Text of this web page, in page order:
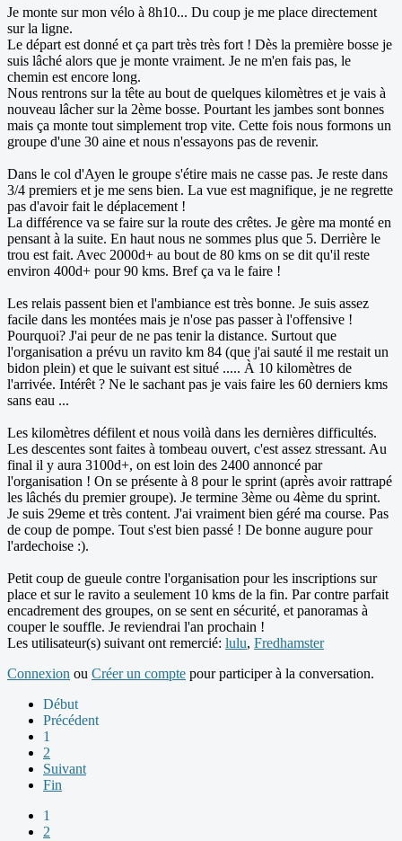
Je monte sur mon vélo à 8h10... Du coup je me place directement
sur la ligne.
Le départ est donné et ça part très très fort ! Dès la première bosse je
suis lâché alors que je monte vraiment. Je ne m'en fais pas, le
chemin est encore long.
Nous rentrons sur la tête au bout de quelques kilomètres et je vais à
nouveau lâcher sur la 2ème bosse. Pourtant les jambes sont bonnes
mais ça monte tout simplement trop vite. Cette fois nous formons un
groupe d'une 30 aine et nous n'essayons pas de revenir.
Dans le col d'Ayen le groupe s'étire mais ne casse pas. Je reste dans
3/4 premiers et je me sens bien. La vue est magnifique, je ne regrette
pas d'avoir fait le déplacement !
La différence va se faire sur la route des crêtes. Je gère ma monté en
pensant à la suite. En haut nous ne sommes plus que 5. Derrière le
trou est fait. Avec 2000d+ au bout de 80 kms on se dit qu'il reste
environ 400d+ pour 90 kms. Bref ça va le faire !
Les relais passent bien et l'ambiance est très bonne. Je suis assez
facile dans les montées mais je n'ose pas passer à l'offensive !
Pourquoi? J'ai peur de ne pas tenir la distance. Surtout que
l'organisation a prévu un ravito km 84 (que j'ai sauté il me restait un
bidon plein) et que le suivant est situé ..... À 10 kilomètres de
l'arrivée. Intérêt ? Ne le sachant pas je vais faire les 60 derniers kms
sans eau ...
Les kilomètres défilent et nous voilà dans les dernières difficultés.
Les descentes sont faites à tombeau ouvert, c'est assez stressant. Au
final il y aura 3100d+, on est loin des 2400 annoncé par
l'organisation ! On se présente à 8 pour le sprint (après avoir rattrapé
les lâchés du premier groupe). Je termine 3ème ou 4ème du sprint.
Je suis 29eme et très content. J'ai vraiment bien géré ma course. Pas
de coup de pompe. Tout s'est bien passé ! De bonne augure pour
l'ardechoise :).
Petit coup de gueule contre l'organisation pour les inscriptions sur
place et sur le ravito a seulement 10 kms de la fin. Par contre parfait
encadrement des groupes, on se sent en sécurité, et panoramas à
couper le souffle. Je reviendrai l'an prochain !
Les utilisateur(s) suivant ont remercié: lulu, Fredhamster
Connexion ou Créer un compte pour participer à la conversation.
Début
Précédent
1
2
Suivant
Fin
1
2